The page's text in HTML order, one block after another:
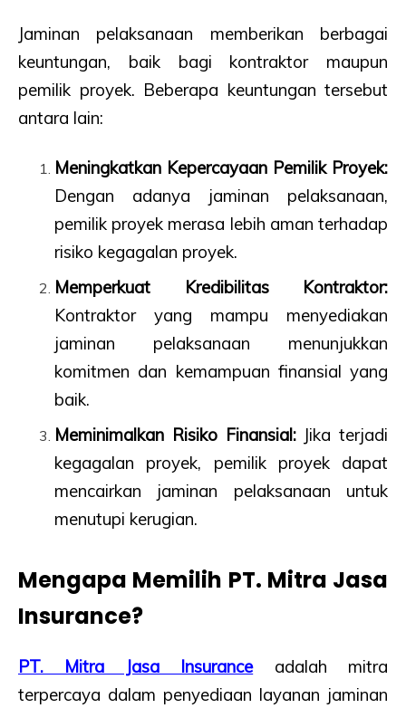
Jaminan pelaksanaan memberikan berbagai
keuntungan, baik bagi kontraktor maupun
pemilik proyek. Beberapa keuntungan tersebut
antara lain:
Meningkatkan Kepercayaan Pemilik Proyek:
Dengan adanya jaminan pelaksanaan,
pemilik proyek merasa lebih aman terhadap
risiko kegagalan proyek.
Memperkuat Kredibilitas Kontraktor:
Kontraktor yang mampu menyediakan
jaminan pelaksanaan menunjukkan
komitmen dan kemampuan finansial yang
baik.
Meminimalkan Risiko Finansial:Jika terjadi
kegagalan proyek, pemilik proyek dapat
mencairkan jaminan pelaksanaan untuk
menutupi kerugian.
Mengapa Memilih PT. Mitra Jasa
Insurance?
PT. Mitra Jasa Insuranceadalah mitra
terpercaya dalam penyediaan layanan jaminan